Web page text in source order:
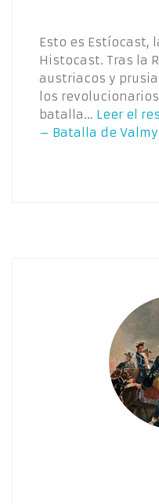
Esto es Estíocast,
Histocast. Tras la
austriacos y
los
batalla… Leer el
– Batalla de Valmy